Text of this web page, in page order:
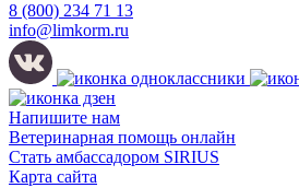
8 (800) 234 71 13
info@limkorm.ru
Напишите нам
Ветеринарная помощь онлайн
Стать амбассадором SIRIUS
Карта сайта